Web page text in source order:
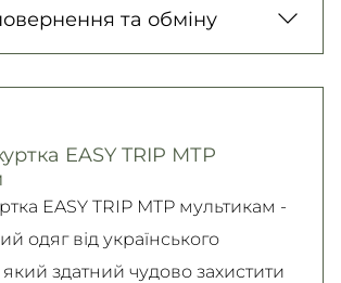
1-2 дні
1-2 дні
Безготівковими для
та обміну
умови повернення та обміну
сторінці
EASY TRIP МТР
EASY TRIP МТР мультикам -
одяг від українського
здатний чудово захистити